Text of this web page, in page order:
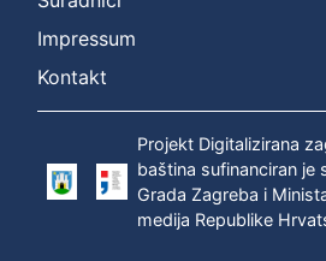
Impressum
Kontakt
Projekt Digitalizirana
baština sufinanciran je
Grada Zagreba i
medija Republike